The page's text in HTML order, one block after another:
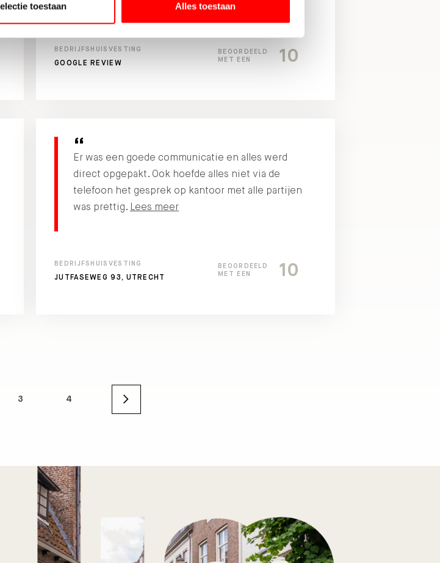
toestaan Alles toestaan
BEDRIJFSHUISVESTING
GOOGLE REVIEW
BEOORDEELD
MET EEN
10
Er was een goede communicatie en alles werd
direct opgepakt. Ook hoefde alles niet via de
telefoon het gesprek op kantoor met alle partijen
was prettig. Lees meer
BEDRIJFSHUISVESTING
JUTFASEWEG 93, UTRECHT
BEOORDEELD
MET EEN
10
3 4